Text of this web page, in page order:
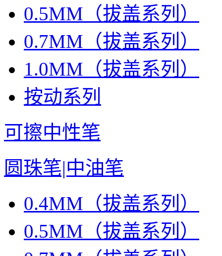
0.5MM（拔盖系列）
0.7MM（拔盖系列）
1.0MM（拔盖系列）
按动系列
可擦中性笔
圆珠笔|中油笔
0.4MM（拔盖系列）
0.5MM（拔盖系列）